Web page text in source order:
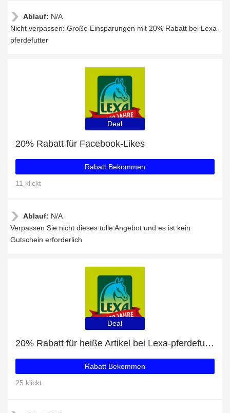
Ablauf: N/A
Nicht verpassen: Große Einsparungen mit 20% Rabatt bei Lexa-
pferdefutter
Deal
20% Rabatt für Facebook-Likes
Rabatt Bekommen
11 klickt
Ablauf: N/A
Verpassen Sie nicht dieses tolle Angebot und es ist kein
Gutschein erforderlich
Deal
20% Rabatt für heiße Artikel bei Lexa-pferdefutter
Rabatt Bekommen
25 klickt